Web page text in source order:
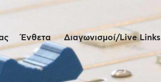
Ένθετα Διαγωνισμοί/Live Links